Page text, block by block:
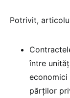
Potrivit,
între
părților